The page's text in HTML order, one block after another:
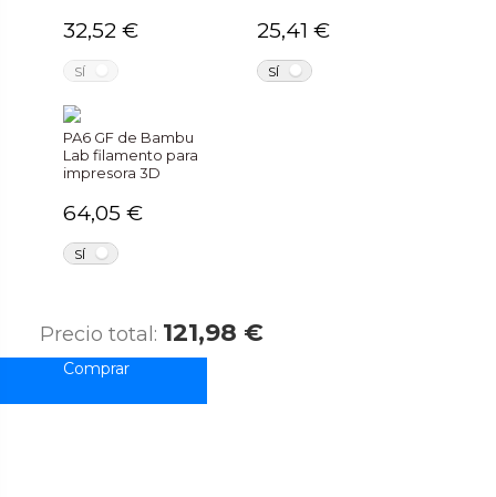
32,52 €
SÍ
25,41 €
SÍ
PA6 GF de Bambu
Lab filamento para
impresora 3D
64,05 €
SÍ
Precio total: 121,98 €